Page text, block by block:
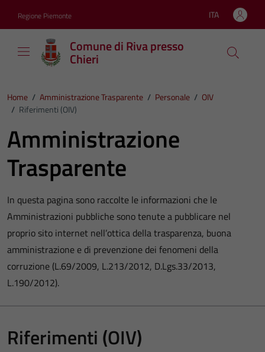
Regione Piemonte Lingua attiva:
ITA
Comune di Riva presso
Chieri
Home / Amministrazione Trasparente / Personale / OIV
/ Riferimenti (OIV)
Amministrazione
Trasparente
In questa pagina sono raccolte le informazioni che le
Amministrazioni pubbliche sono tenute a pubblicare nel
proprio sito internet nell’ottica della trasparenza, buona
amministrazione e di prevenzione dei fenomeni della
corruzione (L.69/2009, L.213/2012, D.Lgs.33/2013,
L.190/2012).
Riferimenti (OIV)